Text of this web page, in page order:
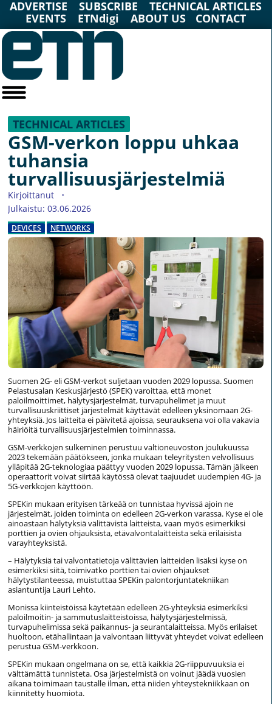
ADVERTISE SUBSCRIBE
TECHNICAL ARTICLES
EVENTS
ETNdigi ABOUT US CONTACT
TECHNICAL ARTICLES
GSM-verkon loppu uhkaa
tuhansia
turvallisuusjärjestelmiä
Kirjoittanut
Julkaistu: 03.06.2026
DEVICES NETWORKS
Suomen 2G- eli GSM-verkot suljetaan vuoden 2029 lopussa. Suomen
Pelastusalan Keskusjärjestö (SPEK) varoittaa, että monet
paloilmoittimet, hälytysjärjestelmät, turvapuhelimet ja muut
turvallisuuskriittiset järjestelmät käyttävät edelleen yksinomaan 2G-
yhteyksiä. Jos laitteita ei päivitetä ajoissa, seurauksena voi olla vakavia
häiriöitä turvallisuusjärjestelmien toiminnassa.
GSM-verkkojen sulkeminen perustuu valtioneuvoston joulukuussa
2023 tekemään päätökseen, jonka mukaan teleyritysten velvollisuus
ylläpitää 2G-teknologiaa päättyy vuoden 2029 lopussa. Tämän jälkeen
operaattorit voivat siirtää käytössä olevat taajuudet uudempien 4G- ja
5G-verkkojen käyttöön.
SPEKin mukaan erityisen tärkeää on tunnistaa hyvissä ajoin ne
järjestelmät, joiden toiminta on edelleen 2G-verkon varassa. Kyse ei ole
ainoastaan hälytyksiä välittävistä laitteista, vaan myös esimerkiksi
porttien ja ovien ohjauksista, etävalvontalaitteista sekä erilaisista
varayhteyksistä.
– Hälytyksiä tai valvontatietoja välittävien laitteiden lisäksi kyse on
esimerkiksi siitä, toimivatko porttien tai ovien ohjaukset
hälytystilanteessa, muistuttaa SPEKin palontorjuntatekniikan
asiantuntija Lauri Lehto.
Monissa kiinteistöissä käytetään edelleen 2G-yhteyksiä esimerkiksi
paloilmoitin- ja sammutuslaitteistoissa, hälytysjärjestelmissä,
turvapuhelimissa sekä paikannus- ja seurantalaitteissa. Myös erilaiset
huoltoon, etähallintaan ja valvontaan liittyvät yhteydet voivat edelleen
perustua GSM-verkkoon.
SPEKin mukaan ongelmana on se, että kaikkia 2G-riippuvuuksia ei
välttämättä tunnisteta. Osa järjestelmistä on voinut jäädä vuosien
aikana toimimaan taustalle ilman, että niiden yhteystekniikkaan on
kiinnitetty huomiota.